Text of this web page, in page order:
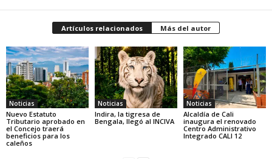
Artículos relacionados Más del autor
Noticias
Nuevo Estatuto
Tributario aprobado en
el Concejo traerá
beneficios para los
caleños
Noticias
Indira, la tigresa de
Bengala, llegó al INCIVA
Noticias
Alcaldía de Cali
inaugura el renovado
Centro Administrativo
Integrado CALI 12